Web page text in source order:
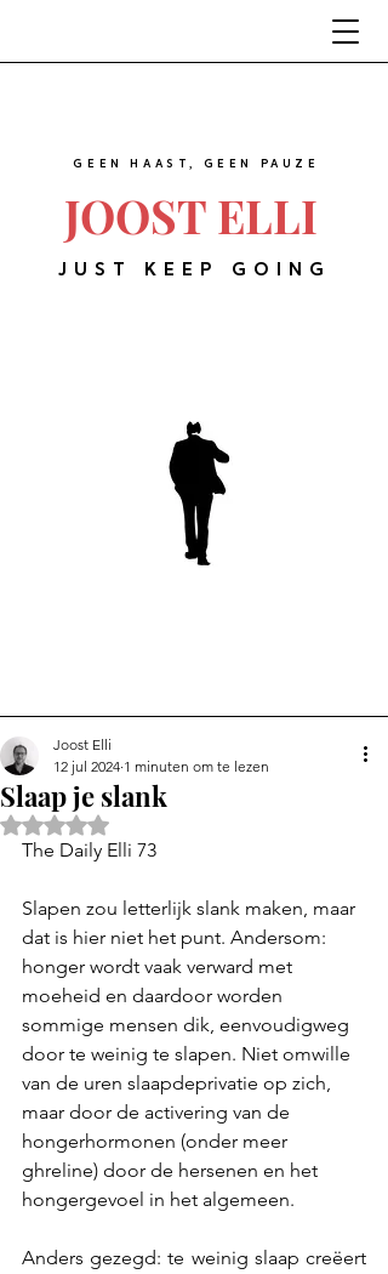
JOOST ELLI
GEEN HAAST, GEEN PAUZE
JUST KEEP GOING
Slaap je slank
Joost Elli
12 jul 2024 1 minuten om te lezen
Beoordeeld met NaN uit 5 sterren.
The Daily Elli 73
Slapen zou letterlijk slank maken, maar
dat is hier niet het punt. Andersom:
honger wordt vaak verward met
moeheid en daardoor worden
sommige mensen dik, eenvoudigweg
door te weinig te slapen. Niet omwille
van de uren slaapdeprivatie op zich,
maar door de activering van de
hongerhormonen (onder meer
ghreline) door de hersenen en het
hongergevoel in het algemeen.
Anders gezegd: te weinig slaap creëert